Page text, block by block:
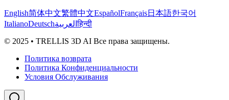
English简体中文繁體中文EspañolFrançais日本語한국어
ItalianoDeutschالعربيةहिन्दी
© 2025 • TRELLIS 3D AI Все права защищены.
Политика возврата
Политика Конфиденциальности
Условия Обслуживания